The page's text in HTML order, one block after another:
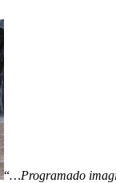
“…Programado